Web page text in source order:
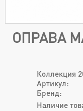
ОПРАВА
Коллекция
Артикул:
Бренд:
Наличие